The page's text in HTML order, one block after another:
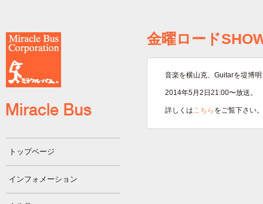
トップページ
インフォメーション
金曜ロード
音楽を横山克、Guitarを堤博
2014年5月2日21:00〜放送。
詳しくはこちら をご覧下さい。